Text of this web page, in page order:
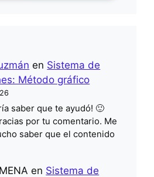
en Sistema de
Método gráfico
saber que te ayudó! 🙂
por tu comentario. Me
saber que el contenido
en Sistema de